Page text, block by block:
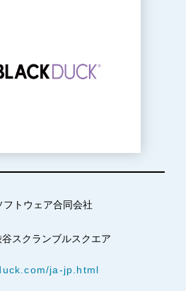
トウェア合同会社
スクランブルスクエア
ja-jp.html